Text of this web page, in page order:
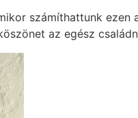
számíthattunk
az egész